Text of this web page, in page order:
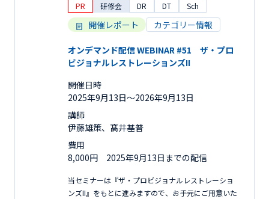
PR 研修会 DR DT Sch
開催レポート カテゴリー情報
オンデマンド配信 WEBINAR #51 ザ・プロ
ビジョナルレストレーションズII
開催日時
2025年9月13日〜2026年9月13日
講師
伊藤雄策、髙井基普
費用
8,000円 2025年9月13日までの配信
当セミナーは『ザ・プロビジョナルレストレーショ
ンズII』をもとに進みますので、お手元にご用意いた